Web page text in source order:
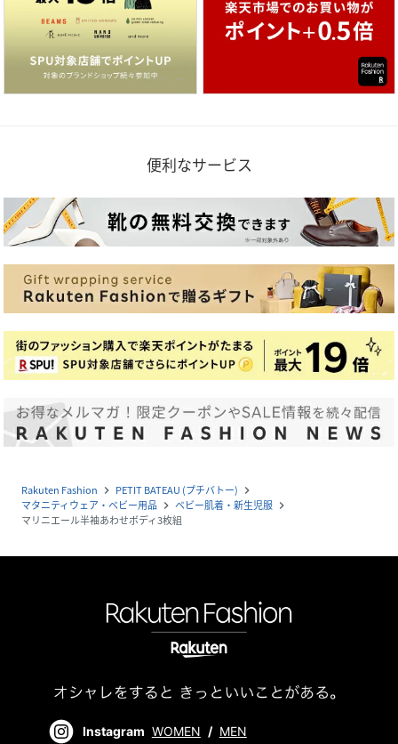
便利なサービス
Rakuten Fashion navigate_next PETIT BATEAU (プチバトー) navigate_next
マタニティウェア・ベビー用品 navigate_next ベビー肌着・新生児服 navigate_next
マリニエール半袖あわせボディ3枚組
Instagram WOMEN / MEN